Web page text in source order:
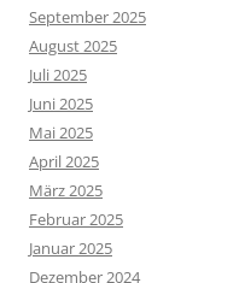
September 2025
August 2025
Juli 2025
Juni 2025
Mai 2025
April 2025
März 2025
Februar 2025
Januar 2025
Dezember 2024